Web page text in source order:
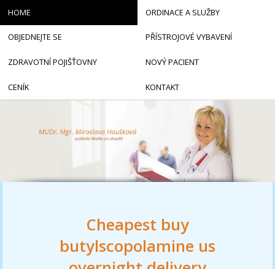
Cheapest buy
butylscopolamine us
HOME ORDINACE A SLUŽBY
OBJEDNEJTE SE PŘÍSTROJOVÉ VYBAVENÍ
ZDRAVOTNÍ POJIŠŤOVNY NOVÝ PACIENT
CENÍK KONTAKT